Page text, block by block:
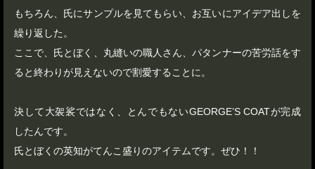
もちろん、氏にサンプルを見てもらい、お互いにアイデア出しを
繰り返した。
ここで、氏とぼく、丸縫いの職人さん、パタンナーの苦労話をす
ると終わりが見えないので割愛することに。
決して大袈裟ではなく、とんでもないGEORGE’S COATが完成
したんです。
氏とぼくの英知がてんこ盛りのアイテムです。ぜひ！！